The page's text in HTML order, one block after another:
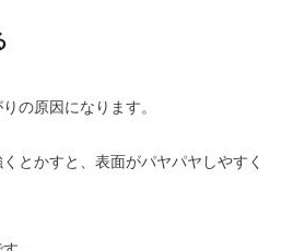
の原因になります。
とかすと、表面がパヤパヤしやすく